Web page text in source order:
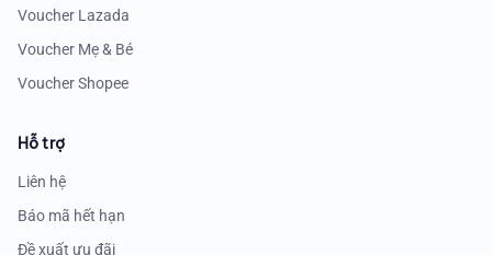
Voucher Lazada
Voucher Mẹ & Bé
Voucher Shopee
Hỗ trợ
Liên hệ
Báo mã hết hạn
Đề xuất ưu đãi